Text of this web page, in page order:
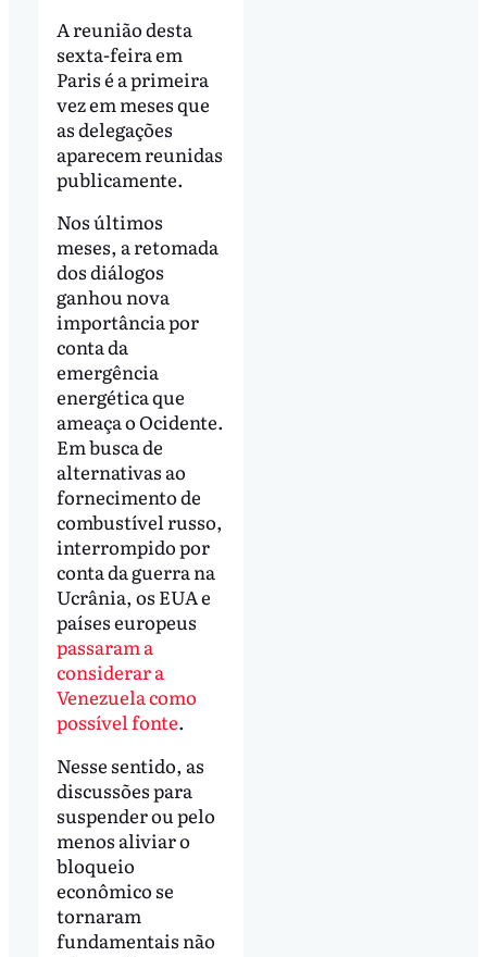
A reunião desta
sexta-feira em
Paris é a primeira
vez em meses que
as delegações
aparecem reunidas
publicamente.
Nos últimos
meses, a retomada
dos diálogos
ganhou nova
importância por
conta da
emergência
energética que
ameaça o Ocidente.
Em busca de
alternativas ao
fornecimento de
combustível russo,
interrompido por
conta da guerra na
Ucrânia, os EUA e
países europeus
passaram a
considerar a
Venezuela como
possível fonte.
Nesse sentido, as
discussões para
suspender ou pelo
menos aliviar o
bloqueio
econômico se
tornaram
fundamentais não